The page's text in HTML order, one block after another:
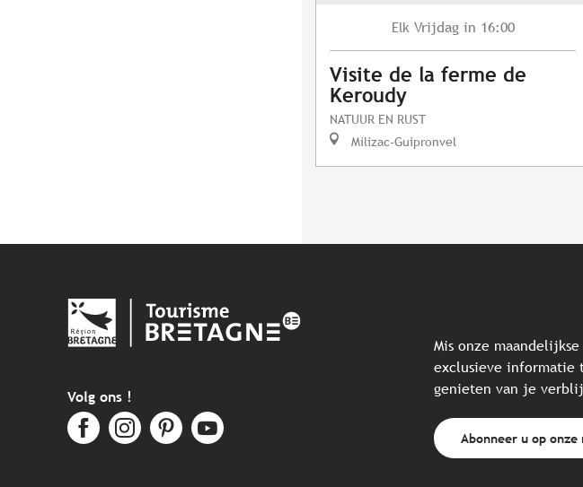
Elk Vrijdag in 16:00
Visite de la ferme de
Keroudy
NATUUR EN RUST
Milizac-Guipronvel
Volg ons !
Mis onze
exclusieve informatie
genieten van je
Abonneer u op